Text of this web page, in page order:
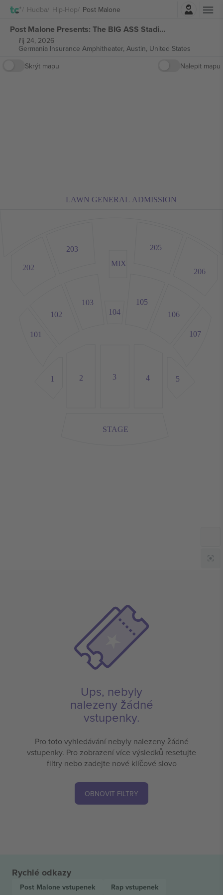
Hudba Hip-Hop Post Malone
Post Malone Presents: The BIG ASS Stadium vstupenek
říj 24, 2026
Germania Insurance Amphitheater, Austin, United States
Skrýt mapu
Nalepit mapu
5
4
3
2
1
101
102
103 105
106
107
104
202
203 205
206
LAWN GENERAL ADMISSION
MIX
STAGE
Ups, nebyly
nalezeny žádné
vstupenky.
Pro toto vyhledávání nebyly nalezeny žádné
vstupenky. Pro zobrazení více výsledků resetujte
filtry nebo zadejte nové klíčové slovo
OBNOVIT FILTRY
Rychlé odkazy
Post Malone vstupenek Rap vstupenek